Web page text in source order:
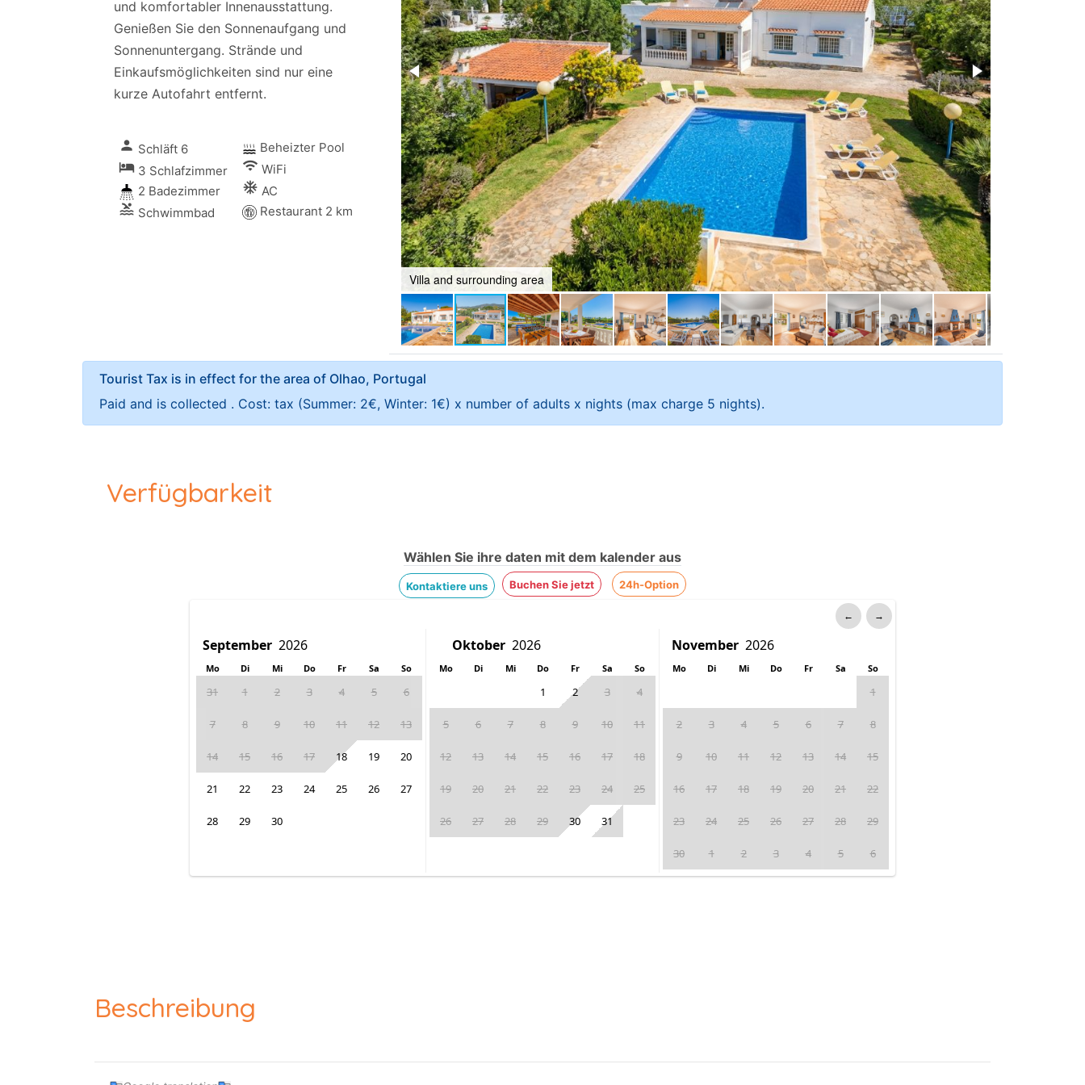
und komfortabler Innenausstattung.
Genießen Sie den Sonnenaufgang und
Sonnenuntergang. Strände und
Einkaufsmöglichkeiten sind nur eine
kurze Autofahrt entfernt.
person Schläft 6
local_hotel 3 Schlafzimmer
2 Badezimmer
pool Schwimmbad
Beheizter Pool
wifi WiFi
ac_unitif
AC
Restaurant 2 km
Villa and surrounding area
Tourist Tax is in effect for the area of Olhao, Portugal
Paid and is collected . Cost: tax (Summer: 2€, Winter: 1€) x number of adults x nights (max charge 5 nights).
Verfügbarkeit
Wählen Sie ihre daten mit dem kalender aus
Kontaktiere uns Buchen Sie jetzt 24h-Option
← →
Mo Di Mi Do Fr Sa So
31 1 2 3 4 5 6
7 8 9 10 11 12 13
14 15 16 17 18 19 20
21 22 23 24 25 26 27
28 29 30
Mo Di Mi Do Fr Sa So
1 2 3 4
5 6 7 8 9 10 11
12 13 14 15 16 17 18
19 20 21 22 23 24 25
26 27 28 29 30 31
Mo Di Mi Do Fr Sa So
1
2 3 4 5 6 7 8
9 10 11 12 13 14 15
16 17 18 19 20 21 22
23 24 25 26 27 28 29
30 1 2 3 4 5 6
Beschreibung